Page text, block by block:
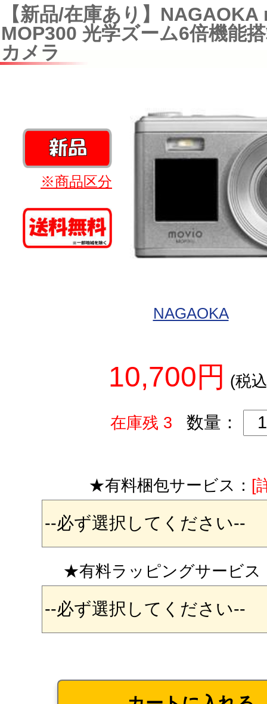
【新品/在庫あり】
MOP300 光学ズーム6倍機能
カメラ
※商品区分
NAGAOKA
10,700円 (税
在庫残 3 数量：
★有料梱包サービス： [
★有料ラッピングサービス